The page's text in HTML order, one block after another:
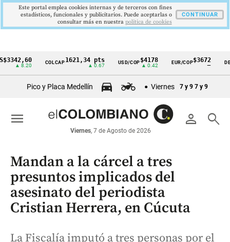
Cintillo
económicos
Colombia
COLCAP1621,34 pts USD/COP$4178
▲ 0.42
EUR/COP$3672
—
Pico y Placa Medellín Viernes 7 y 9 7 y 9
person search
Viernes, 7 de Agosto de 2026
menu
Mandan a la cárcel a tres
presuntos implicados del
asesinato del periodista
Cristian Herrera, en Cúcuta
La Fiscalía imputó a tres personas por el
Este portal emplea cookies internas y de terceros con fines
estadísticos, funcionales y publicitarios. Puede aceptarlas o
consultar más en nuestra politica de cookies
CONTINUAR